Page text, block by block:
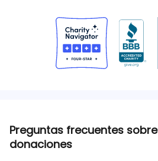
Preguntas frecuentes sobre
donaciones